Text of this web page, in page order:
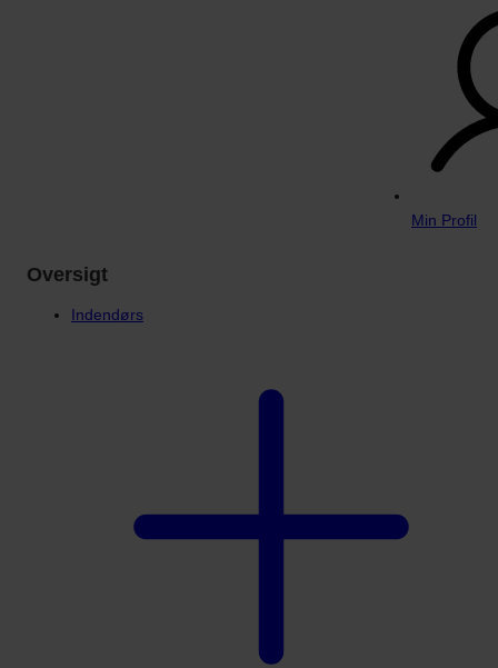
Min Profil
Oversigt
Indendørs